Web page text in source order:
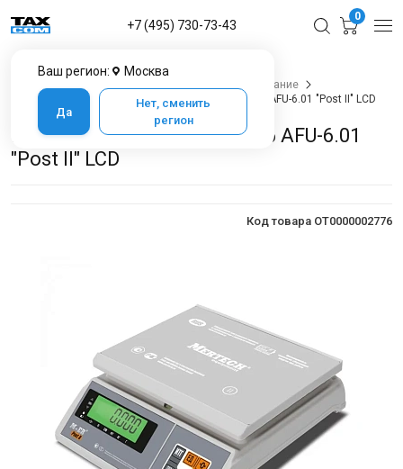
Ваш регион: Москва
Да
Нет, сменить
регион
+7 (495) 730-73-43
0
Весовое оборудование
Весы настольные
Порционные весы M-ER 326 AFU-6.01 "Post II" LCD
Порционные весы M-ER 326 AFU-6.01
"Post II" LCD
Код товара OT0000002776